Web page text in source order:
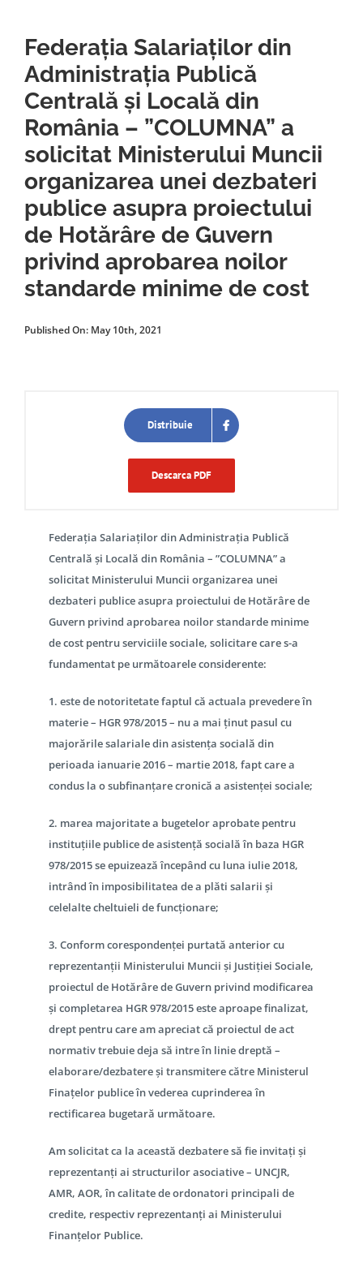
Federația Salariaților din
Administrația Publică
Centrală și Locală din
România – ”COLUMNA” a
solicitat Ministerului Muncii
organizarea unei dezbateri
publice asupra proiectului
de Hotărâre de Guvern
privind aprobarea noilor
standarde minime de cost
Published On: May 10th, 2021
Distribuie
Descarca PDF
Federația Salariaților din Administrația Publică
Centrală și Locală din România – ”COLUMNA”a
solicitat Ministerului Muncii organizarea unei
dezbateri publice asupra proiectului de Hotărâre de
Guvern privind aprobarea noilor standarde minime
de cost pentru serviciile sociale, solicitare care s-a
fundamentat pe următoarele considerente:
1. este de notoritetate faptul că actuala prevedere în
materie – HGR 978/2015 – nu a mai ținut pasul cu
majorările salariale din asistența socială din
perioada ianuarie 2016 – martie 2018, fapt care a
condus la o subfinanțare cronică a asistenței sociale;
2. marea majoritate a bugetelor aprobate pentru
instituțiile publice de asistență socială în baza HGR
978/2015 se epuizează începând cu luna iulie 2018,
intrând în imposibilitatea de a plăti salarii și
celelalte cheltuieli de funcționare;
3. Conform corespondenței purtată anterior cu
reprezentanții Ministerului Muncii și Justiției Sociale,
proiectul de Hotărâre de Guvern privind modificarea
și completarea HGR 978/2015 este aproape finalizat,
drept pentru care am apreciat că proiectul de act
normativ trebuie deja să intre în linie dreptă –
elaborare/dezbatere și transmitere către Ministerul
Finațelor publice în vederea cuprinderea în
rectificarea bugetară următoare.
Am solicitat ca la această dezbatere să fie invitați și
reprezentanți ai structurilor asociative – UNCJR,
AMR, AOR, în calitate de ordonatori principali de
credite, respectiv reprezentanți ai Ministerului
Finanțelor Publice.